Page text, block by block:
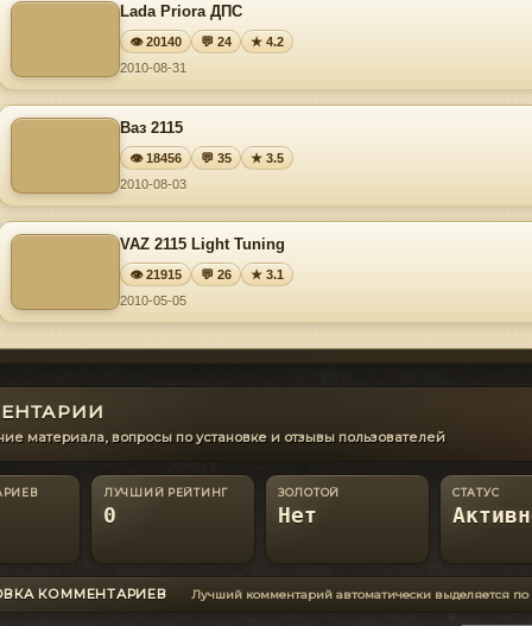
Lada Priora ДПС
👁 20140 💬 24
★ 4.2
2010-08-31
Ваз 2115
👁 18456 💬 35
★ 3.5
2010-08-03
VAZ 2115 Light Tuning
👁 21915 💬 26
★ 3.1
2010-05-05
материала, вопросы по установке и отзывы пользователей
ЛУЧШИЙ РЕЙТИНГ
0
ЗОЛОТОЙ
Нет
СТАТУС
КОММЕНТАРИЕВ Лучший комментарий автоматически выделяется по